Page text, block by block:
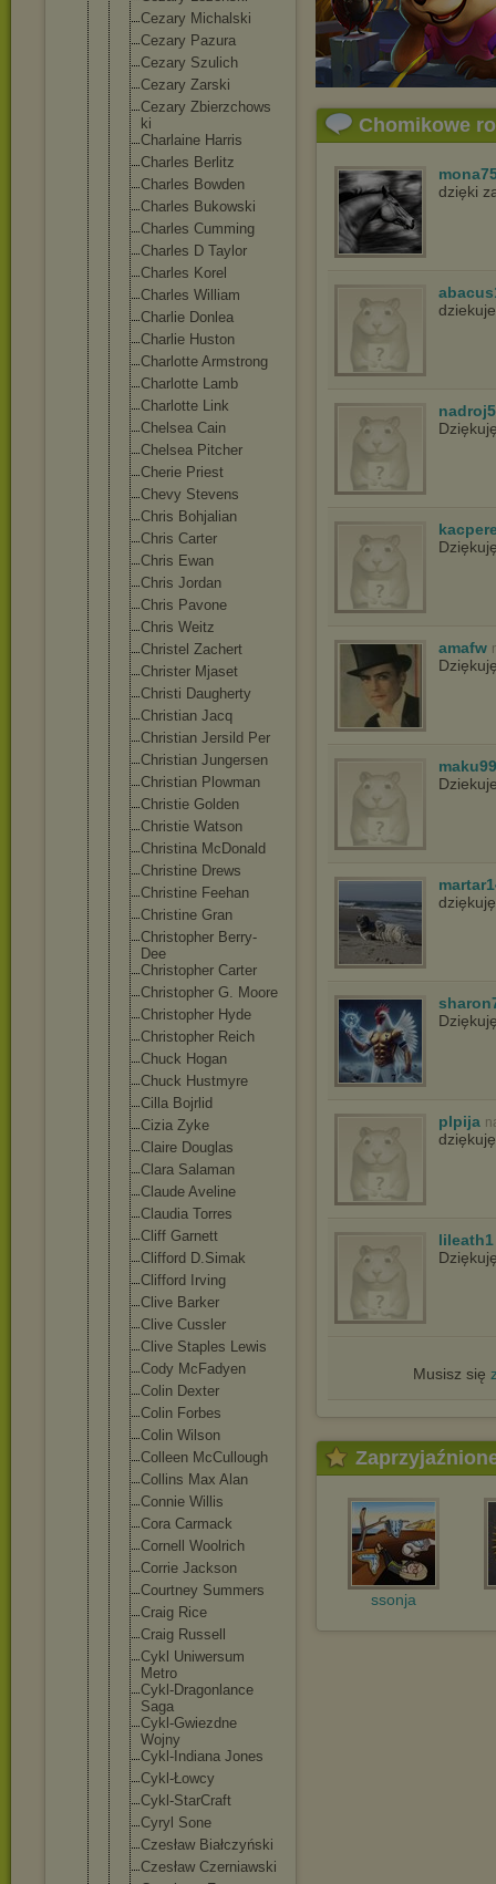
Cezary Michalski
Cezary Pazura
Cezary Szulich
Cezary Zarski
Cezary Zbierzchows
ki
Charlaine Harris
Charles Berlitz
Charles Bowden
Charles Bukowski
Charles Cumming
Charles D Taylor
Charles Korel
Charles William
Charlie Donlea
Charlie Huston
Charlotte Armstrong
Charlotte Lamb
Charlotte Link
Chelsea Cain
Chelsea Pitcher
Cherie Priest
Chevy Stevens
Chris Bohjalian
Chris Carter
Chris Ewan
Chris Jordan
Chris Pavone
Chris Weitz
Christel Zachert
Christer Mjaset
Christi Daugherty
Christian Jacq
Christian Jersild Per
Christian Jungersen
Christian Plowman
Christie Golden
Christie Watson
Christina McDonald
Christine Drews
Christine Feehan
Christine Gran
Christopher Berry-
Dee
Christopher Carter
Christopher G. Moore
Christopher Hyde
Christopher Reich
Chuck Hogan
Chuck Hustmyre
Cilla Bojrlid
Cizia Zyke
Claire Douglas
Clara Salaman
Claude Aveline
Claudia Torres
Cliff Garnett
Clifford D.Simak
Clifford Irving
Clive Barker
Clive Cussler
Clive Staples Lewis
Cody McFadyen
Colin Dexter
Colin Forbes
Colin Wilson
Colleen McCullough
Collins Max Alan
Connie Willis
Cora Carmack
Cornell Woolrich
Corrie Jackson
Courtney Summers
Craig Rice
Craig Russell
Cykl Uniwersum
Metro
Cykl-Dragon lance
Saga
Cykl-Gwiezd ne
Wojny
Cykl-Indiana Jones
Cykl-Łowcy
Cykl-StarCraft
Cyryl Sone
Czesław Białczyński
Czesław Czerniawski
Chomikowe
dzięki
dziekuje
amafw
maku99
plpija
dziękuję
lileath1
Musisz się
ssonja